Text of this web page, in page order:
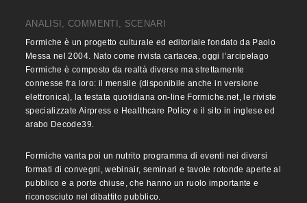
ANALISI, COMMENTI, SCENARI
Formiche è un progetto culturale ed editoriale fondato da Paolo
Messa nel 2004. Nato come rivista cartacea, oggi l’arcipelago
Formiche è composto da realtà diverse ma strettamente
connesse fra loro: il mensile (disponibile anche in versione
elettronica), la testata quotidiana on-line Formiche.net, le riviste
specializzate Airpress e Healthcare Policy e il sito in inglese ed
arabo Decode39.
Formiche vanta poi un nutrito programma di eventi nei diversi
formati di convegni, webinair, seminari e tavole rotonde aperte al
pubblico e a porte chiuse, che hanno un ruolo importante e
riconosciuto nel dibattito pubblico.